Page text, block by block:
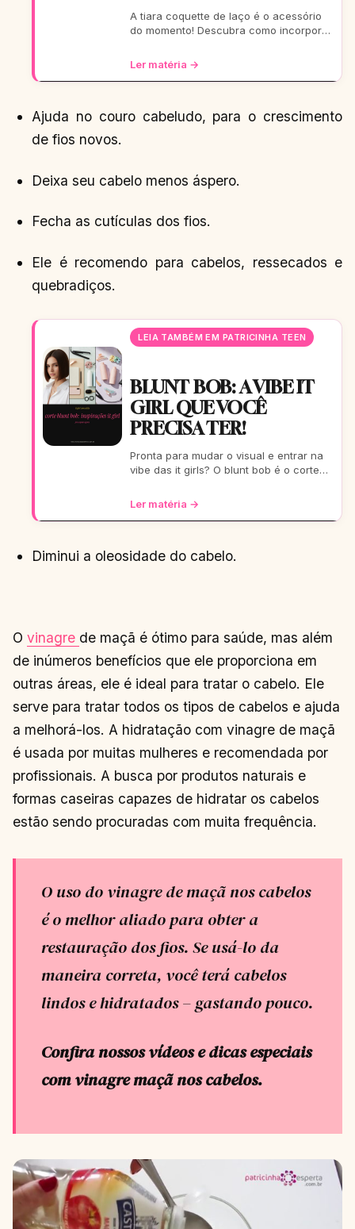
A tiara coquette de laço é o acessório
do momento! Descubra como incorporar
seus looks, do casual ao
Ler matéria →
Ajuda no couro cabeludo, para o crescimento
de fios novos.
Deixa seu cabelo menos áspero.
Fecha as cutículas dos fios.
Ele é recomendo para cabelos, ressecados e
quebradiços.
LEIA TAMBÉM EM PATRICINHA TEEN
BLUNT BOB: A VIBE IT
GIRL QUE VOCÊ
PRECISA TER!
Pronta para mudar o visual e entrar na
vibe das it girls? O blunt bob é o corte
versátil. Vem ver como ele
Ler matéria →
Diminui a oleosidade do cabelo.
O vinagre de maçã é ótimo para saúde, mas além
de inúmeros benefícios que ele proporciona em
outras áreas, ele é ideal para tratar o cabelo. Ele
serve para tratar todos os tipos de cabelos e ajuda
a melhorá-los. A hidratação com vinagre de maçã
é usada por muitas mulheres e recomendada por
profissionais. A busca por produtos naturais e
formas caseiras capazes de hidratar os cabelos
estão sendo procuradas com muita frequência.
O uso do vinagre de maçã nos cabelos
é o melhor aliado para obter a
restauração dos fios. Se usá-lo da
maneira correta, você terá cabelos
lindos e hidratados – gastando pouco.
Confira nossos vídeos e dicas especiais
com vinagre maçã nos cabelos.